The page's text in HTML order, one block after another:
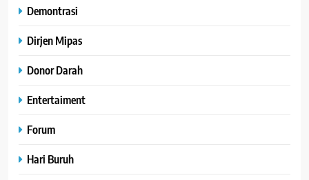
Demontrasi
Dirjen Mipas
Donor Darah
Entertaiment
Forum
Hari Buruh